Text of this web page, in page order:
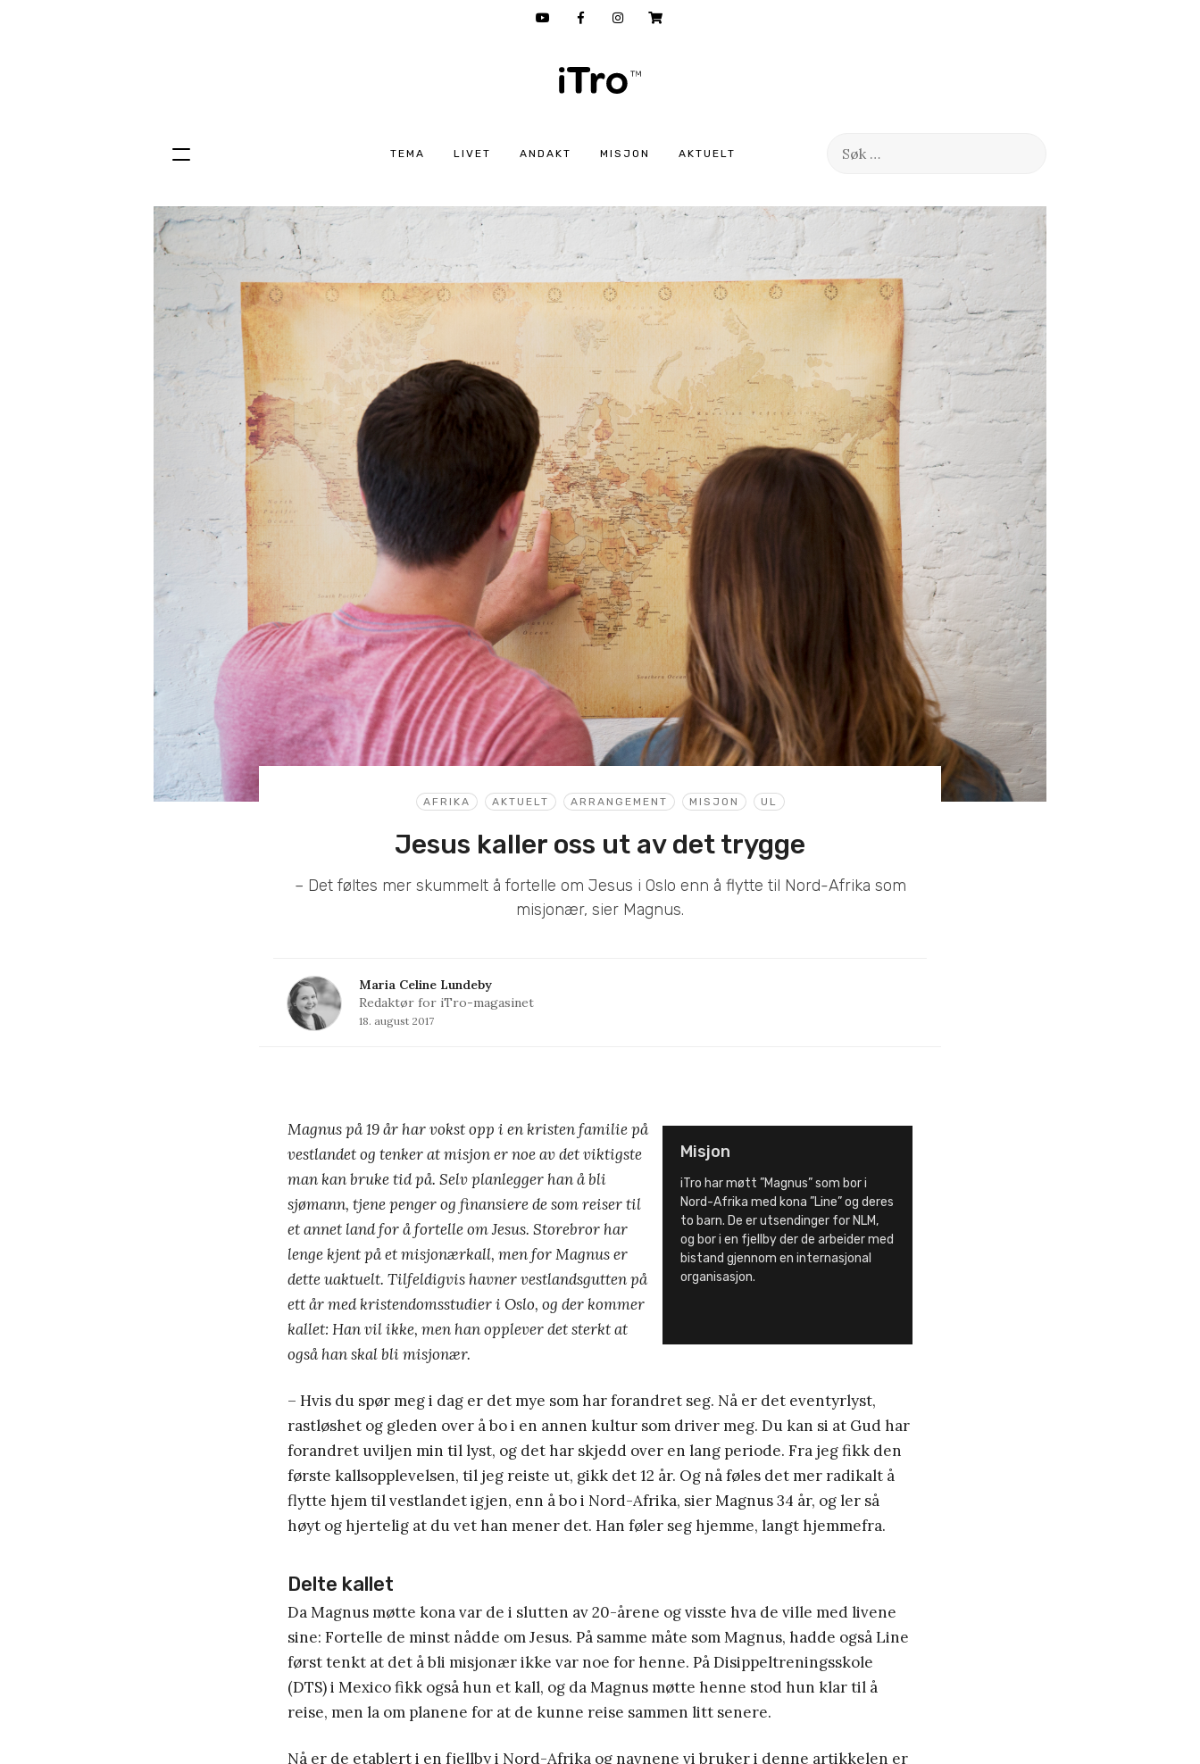
TEMA LIVET ANDAKT MISJON AKTUELT
Søk
Hopp
innhold
AFRIKA AKTUELT ARRANGEMENT MISJON UL
Jesus kaller oss ut av det trygge
– Det føltes mer skummelt å fortelle om Jesus i Oslo enn å flytte til Nord-Afrika som
misjonær, sier Magnus.
Maria Celine Lundeby
Redaktør for iTro-magasinet
18. august 2017
Misjon
iTro har møtt ”Magnus” som bor i
Nord-Afrika med kona ”Line” og deres
to barn. De er utsendinger for NLM,
og bor i en fjellby der de arbeider med
bistand gjennom en internasjonal
organisasjon.
Magnus på 19 år har vokst opp i en kristen familie på
vestlandet og tenker at misjon er noe av det viktigste
man kan bruke tid på. Selv planlegger han å bli
sjømann, tjene penger og finansiere de som reiser til
et annet land for å fortelle om Jesus. Storebror har
lenge kjent på et misjonærkall, men for Magnus er
dette uaktuelt. Tilfeldigvis havner vestlandsgutten på
ett år med kristendomsstudier i Oslo, og der kommer
kallet: Han vil ikke, men han opplever det sterkt at
også han skal bli misjonær.
– Hvis du spør meg i dag er det mye som har forandret seg. Nå er det eventyrlyst,
rastløshet og gleden over å bo i en annen kultur som driver meg. Du kan si at Gud har
forandret uviljen min til lyst, og det har skjedd over en lang periode. Fra jeg fikk den
første kallsopplevelsen, til jeg reiste ut, gikk det 12 år. Og nå føles det mer radikalt å
flytte hjem til vestlandet igjen, enn å bo i Nord-Afrika, sier Magnus 34 år, og ler så
høyt og hjertelig at du vet han mener det. Han føler seg hjemme, langt hjemmefra.
Delte kallet
Da Magnus møtte kona var de i slutten av 20-årene og visste hva de ville med livene
sine: Fortelle de minst nådde om Jesus. På samme måte som Magnus, hadde også Line
først tenkt at det å bli misjonær ikke var noe for henne. På Disippeltreningsskole
(DTS) i Mexico fikk også hun et kall, og da Magnus møtte henne stod hun klar til å
reise, men la om planene for at de kunne reise sammen litt senere.
Nå er de etablert i en fjellby i Nord-Afrika og navnene vi bruker i denne artikkelen er